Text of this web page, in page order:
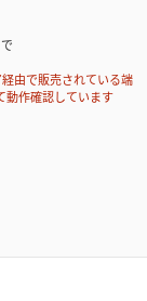
由で販売されている端
動作確認しています